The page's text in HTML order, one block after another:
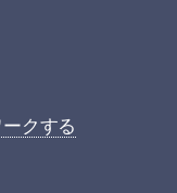
クする